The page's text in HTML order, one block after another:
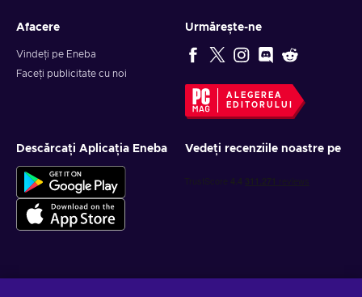
Afacere
Vindeți pe Eneba
Faceți publicitate cu noi
Urmărește-ne
ALEGEREA
EDITORULUI
Descărcați Aplicația Eneba Vedeți recenziile noastre pe